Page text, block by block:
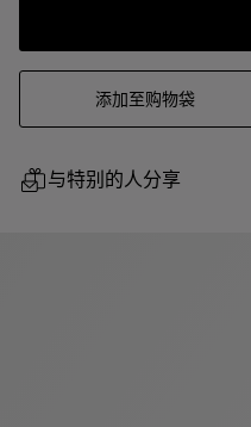
添加至购物袋
与特别的人分享